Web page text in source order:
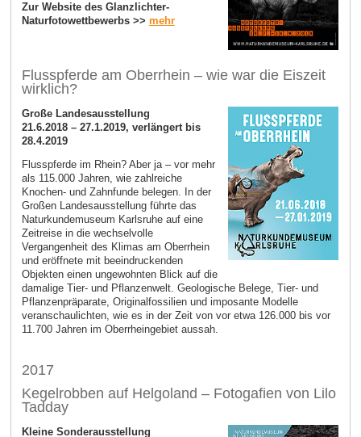
Zur Website des Glanzlichter-
Naturfotowettbewerbs >> mehr
Flusspferde am Oberrhein – wie war die Eiszeit
wirklich?
Große Landesausstellung
21.6.2018 – 27.1.2019, verlängert bis
28.4.2019
Flusspferde im Rhein? Aber ja – vor mehr
als 115.000 Jahren, wie zahlreiche
Knochen- und Zahnfunde belegen. In der
Großen Landesausstellung führte das
Naturkundemuseum Karlsruhe auf eine
Zeitreise in die wechselvolle
Vergangenheit des Klimas am Oberrhein
und eröffnete mit beeindruckenden
Objekten einen ungewohnten Blick auf die
damalige Tier- und Pflanzenwelt. Geologische Belege, Tier- und
Pflanzenpräparate, Originalfossilien und imposante Modelle
veranschaulichten, wie es in der Zeit von vor etwa 126.000 bis vor
11.700 Jahren im Oberrheingebiet aussah.
2017
Kegelrobben auf Helgoland – Fotogafien von Lilo
Tadday
Kleine Sonderausstellung